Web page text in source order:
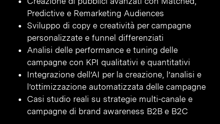
Predictive e Remarketing Audiences
Sviluppo di copy e creatività per campagne
personalizzate e funnel differenziati
Analisi delle performance e tuning delle
campagne con KPI qualitativi e quantitativi
Integrazione dell’AI per la creazione, l’analisi e
l’ottimizzazione automatizzata delle campagne
Casi studio reali su strategie multi-canale e
campagne di brand awareness B2B e B2C